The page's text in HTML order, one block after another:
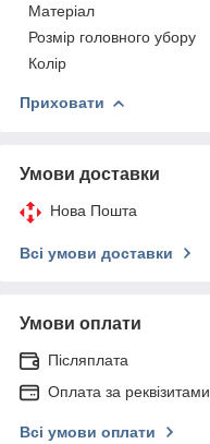
Матеріал
Розмір головного убору
Колір
Приховати
Умови доставки
Нова Пошта
Всі умови доставки
Умови оплати
Післяплата
Оплата за реквізитами
Всі умови оплати